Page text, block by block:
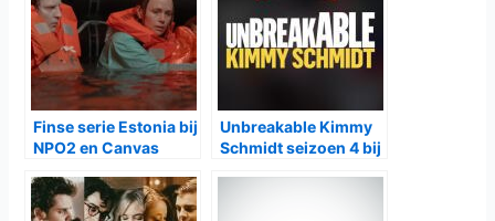
Finse serie Estonia bij
NPO2 en Canvas
Unbreakable Kimmy
Schmidt seizoen 4 bij